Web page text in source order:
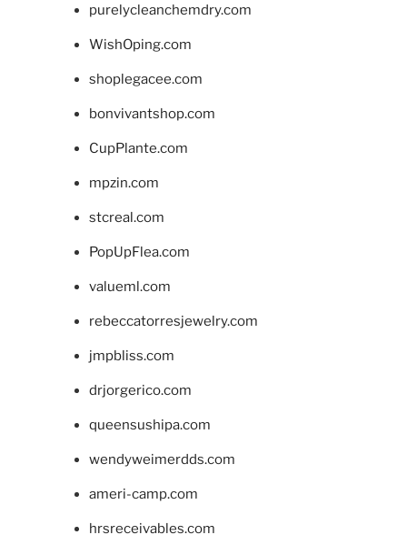
purelycleanchemdry.com
WishOping.com
shoplegacee.com
bonvivantshop.com
CupPlante.com
mpzin.com
stcreal.com
PopUpFlea.com
valueml.com
rebeccatorresjewelry.com
jmpbliss.com
drjorgerico.com
queensushipa.com
wendyweimerdds.com
ameri-camp.com
hrsreceivables.com